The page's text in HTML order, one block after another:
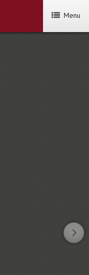
Menu